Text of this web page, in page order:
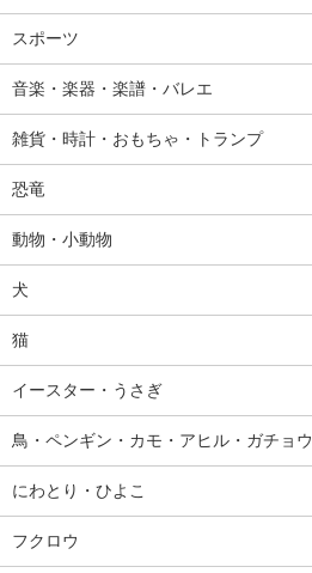
スポーツ
音楽・楽器・楽譜・バレエ
雑貨・時計・おもちゃ・トランプ
恐竜
動物・小動物
犬
猫
イースター・うさぎ
鳥・ペンギン・カモ・アヒル・ガチョウ
にわとり・ひよこ
フクロウ